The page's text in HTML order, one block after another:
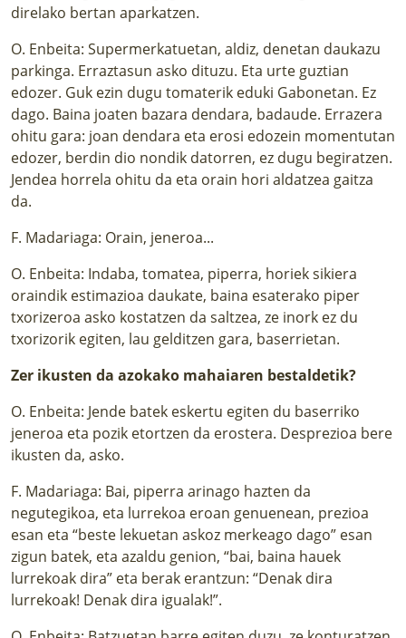
direlako bertan aparkatzen.
O. Enbeita: Supermerkatuetan, aldiz, denetan daukazu
parkinga. Erraztasun asko dituzu. Eta urte guztian
edozer. Guk ezin dugu tomaterik eduki Gabonetan. Ez
dago. Baina joaten bazara dendara, badaude. Errazera
ohitu gara: joan dendara eta erosi edozein momentutan
edozer, berdin dio nondik datorren, ez dugu begiratzen.
Jendea horrela ohitu da eta orain hori aldatzea gaitza
da.
F. Madariaga: Orain, jeneroa...
O. Enbeita: Indaba, tomatea, piperra, horiek sikiera
oraindik estimazioa daukate, baina esaterako piper
txorizeroa asko kostatzen da saltzea, ze inork ez du
txorizorik egiten, lau gelditzen gara, baserrietan.
Zer ikusten da azokako mahaiaren bestaldetik?
O. Enbeita: Jende batek eskertu egiten du baserriko
jeneroa eta pozik etortzen da erostera. Desprezioa bere
ikusten da, asko.
F. Madariaga: Bai, piperra arinago hazten da
negutegikoa, eta lurrekoa eroan genuenean, prezioa
esan eta “beste lekuetan askoz merkeago dago” esan
zigun batek, eta azaldu genion, “bai, baina hauek
lurrekoak dira” eta berak erantzun: “Denak dira
lurrekoak! Denak dira igualak!”.